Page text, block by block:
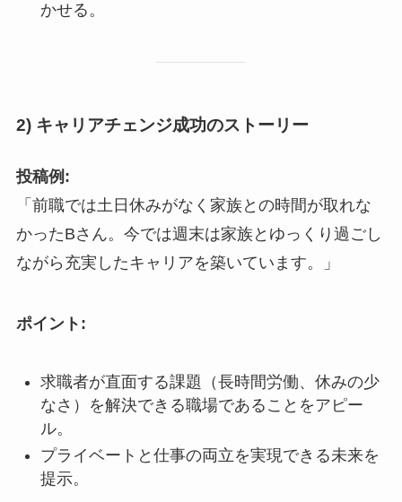
かせる。
2) キャリアチェンジ成功のストーリー
投稿例:
「前職では土日休みがなく家族との時間が取れな
かったBさん。今では週末は家族とゆっくり過ごし
ながら充実したキャリアを築いています。」
ポイント:
求職者が直面する課題（長時間労働、休みの少
なさ）を解決できる職場であることをアピー
ル。
プライベートと仕事の両立を実現できる未来を
提示。